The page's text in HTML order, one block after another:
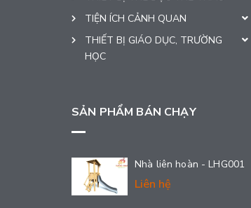
TIỆN ÍCH CẢNH QUAN
THIẾT BỊ GIÁO DỤC, TRƯỜNG
HỌC
SẢN PHẨM BÁN CHẠY
Nhà liên hoàn - LHG001
Liên hệ